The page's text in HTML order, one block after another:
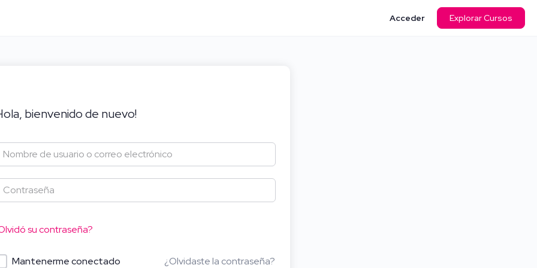
Acceder Explorar Cursos
bienvenido de nuevo!
su contraseña?
Mantenerme conectado ¿Olvidaste la contraseña?